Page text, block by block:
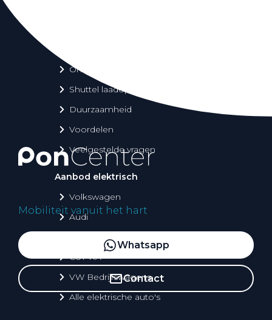
Onderhoud en kosten
Shuttel laadoplossingen
Duurzaamheid
Voordelen
Veelgestelde vragen
Aanbod elektrisch
Volkswagen
Audi
CUPRA
VW Bedrijfswagens
Alle elektrische auto's
Mobiliteit vanuit het hart
Whatsapp
Contact